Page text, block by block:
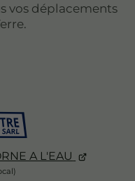
A L'EAU
vos déplacements